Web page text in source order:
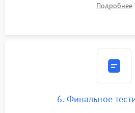
шлейфов, модулей памяти иПодробнее
6. Финальное